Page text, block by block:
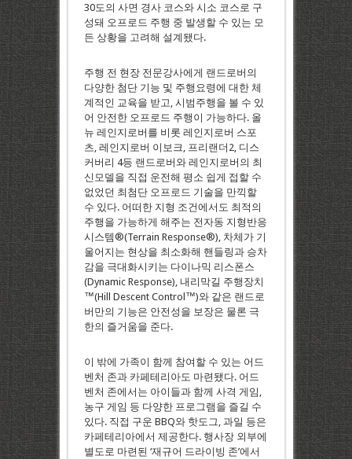
30도의 사면 경사 코스와 시소 코스로 구
성돼 오프로드 주행 중 발생할 수 있는 모
든 상황을 고려해 설계됐다.
주행 전 현장 전문강사에게 랜드로버의
다양한 첨단 기능 및 주행요령에 대한 체
계적인 교육을 받고, 시범주행을 볼 수 있
어 안전한 오프로드 주행이 가능하다. 올
뉴 레인지로버를 비롯 레인지로버 스포
츠, 레인지로버 이보크, 프리랜더2, 디스
커버리 4등 랜드로버와 레인지로버의 최
신모델을 직접 운전해 평소 쉽게 접할 수
없었던 최첨단 오프로드 기술을 만끽할
수 있다. 어떠한 지형 조건에서도 최적의
주행을 가능하게 해주는 전자동 지형반응
시스템®(Terrain Response®), 차체가 기
울어지는 현상을 최소화해 핸들링과 승차
감을 극대화시키는 다이나믹 리스폰스
(Dynamic Response), 내리막길 주행장치
™(Hill Descent Control™)와 같은 랜드로
버만의 기능은 안전성을 보장은 물론 극
한의 즐거움을 준다.
이 밖에 가족이 함께 참여할 수 있는 어드
벤처 존과 카페테리아도 마련됐다. 어드
벤처 존에서는 아이들과 함께 사격 게임,
농구 게임 등 다양한 프로그램을 즐길 수
있다. 직접 구운 BBQ와 핫도그, 과일 등은
카페테리아에서 제공한다. 행사장 외부에
별도로 마련된 ‘재규어 드라이빙 존’에서